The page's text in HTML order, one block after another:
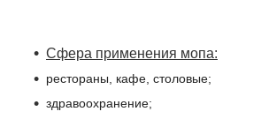
Сфера применения мопа:
рестораны, кафе, столовые;
здравоохранение;